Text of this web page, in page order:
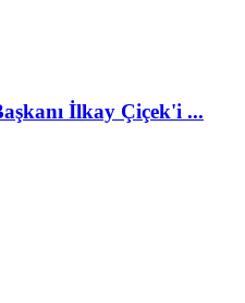
İlkay Çiçek'i ...